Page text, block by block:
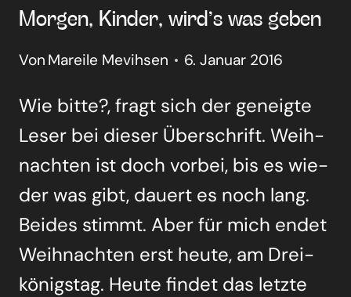
Mor­gen, Kin­der, wird’s was geben
Von Mareile Mevihsen 6. Januar 2016
Wie bit­te?, fragt sich der geneig­te
Leser bei die­ser Über­schrift. Weih­
nach­ten ist doch vor­bei, bis es wie­
der was gibt, dau­ert es noch lang.
Bei­des stimmt. Aber für mich endet
Weih­nach­ten erst heu­te, am Drei­
kö­nigs­tag. Heu­te fin­det das letz­te